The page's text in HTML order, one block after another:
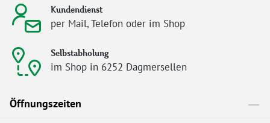
Kundendienst
per Mail, Telefon oder im Shop
Selbstabholung
im Shop in 6252 Dagmersellen
Öffnungszeiten